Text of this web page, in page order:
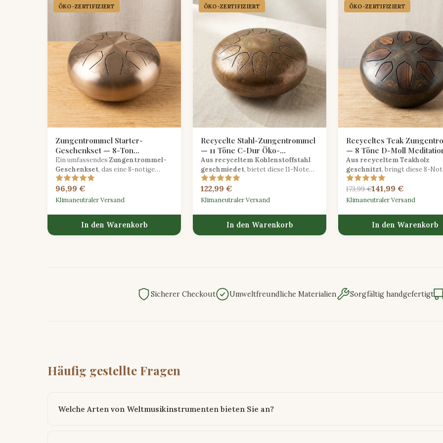
ÖKO-ZERTIFIZIERT
Zungentrommel Starter-
Geschenkset — 8-Ton
Stahltrommel mit Tragetasche &
Liederbuch
Ein umfassendes Zungentrommel-
Geschenkset, das eine 8-notige
Stahltrommel in C-Dur, eine
gepolsterte Tragetasche, zwei
Schlägel und ein Anfänger-Liederbuch
96,99 €
Klimaneutraler Versand
In den Warenkorb
ÖKO-ZERTIFIZIERT
Recycelte Stahl-Zungentrommel
— 11 Töne C-Dur Öko-
geschmiedet
Aus recyceltem Kohlenstoffstahl
geschmiedet, bietet diese 11-Note
Zungentrommel in C-Dur strahlende
pentatonische Töne mit einem
reduzierten ökologischen
122,99 €
Klimaneutraler Versand
In den Warenkorb
ÖKO-ZERTIFIZIERT
Recyceltes Teak
— 8 Töne D-Moll
Aus recyceltem Teakholz
geschnitzt, bringt diese 8-
Zungentrommel in D-Moll
meditative Klänge aus nachhaltig
gerettetem Hartholz.
173,99 €141,99 €
Klimaneutraler Versand
In den Warenkorb
Sicherer Checkout Umweltfreundliche Materialien Sorgfältig handgefertigt
Häufig gestellte Fragen
Welche Arten von Weltmusikinstrumenten bieten Sie an?